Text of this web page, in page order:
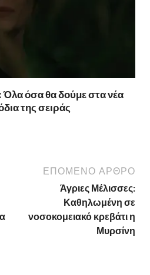
όσα θα δούμε στα νέα
της σειράς
ΕΠΌΜΕΝΟ ΆΡΘΡΟ
Άγριες Μέλισσες:
Καθηλωμένη σε
νοσοκομειακό κρεβάτι η
Μυρσίνη